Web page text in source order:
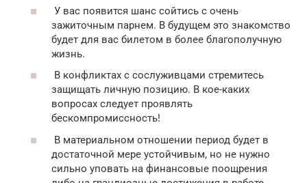
У вас появится шанс сойтись с очень
зажиточным парнем. В будущем это знакомство
будет для вас билетом в более благополучную
жизнь.
В конфликтах с сослуживцами стремитесь
защищать личную позицию. В кое-каких
вопросах следует проявлять
бескомпромиссность!
В материальном отношении период будет в
достаточной мере устойчивым, но не нужно
сильно уповать на финансовые поощрения